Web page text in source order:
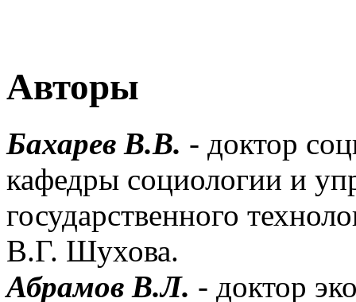
Авторы
Бахарев В.В. - доктор
кафедры социологии и
государственного
В.Г. Шухова.
Абрамов В.Л. - доктор